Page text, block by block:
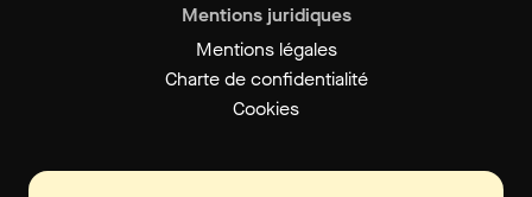
Mentions juridiques
Mentions légales
Charte de confidentialité
Cookies